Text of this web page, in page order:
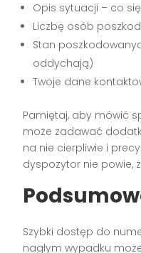
Opis sytuacji – co
Liczbę osób
Stan
oddychają)
Twoje dane
Pamiętaj, aby mówić
może zadawać
na nie cierpliwie i
dyspozytor nie powie,
Szybki dostęp do
nagłym wypadku